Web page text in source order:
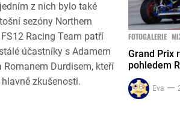
z nich bylo také
sezóny Northern
Racing Team patří
účastníky s Adamem
Romanem Durdisem, kteří
zkušenosti.
FOTOGALERIE
Grand Prix
pohledem
Eva